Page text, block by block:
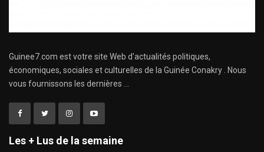
Guinee7.com est votre site Web d'actualités politiques,
économiques, sociales et culturelles de la Guinée Conakry . Nous
vous fournissons les dernières ...
Les + Lus de la semaine